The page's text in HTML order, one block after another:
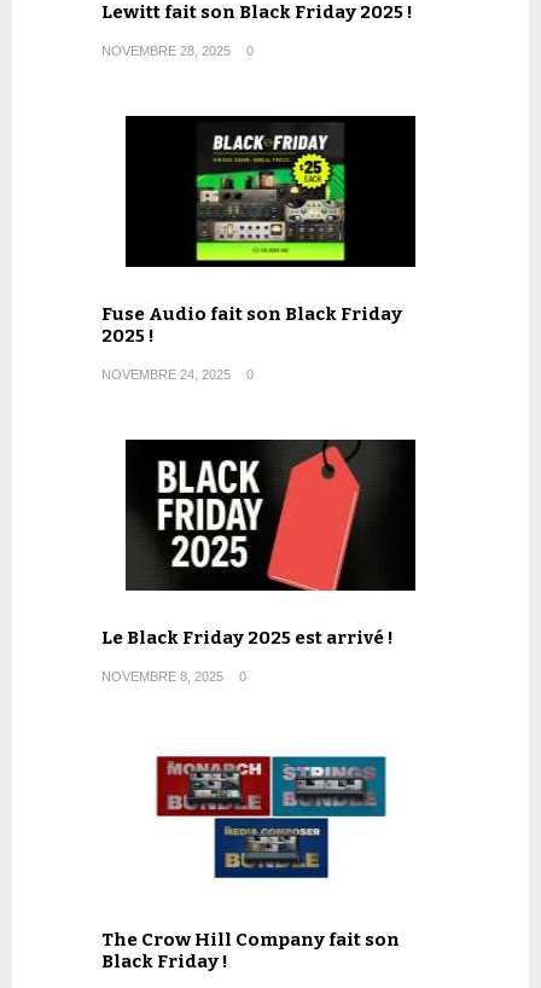
Lewitt fait son Black Friday 2025 !
NOVEMBRE 28, 2025 0
Fuse Audio fait son Black Friday
2025 !
NOVEMBRE 24, 2025 0
Le Black Friday 2025 est arrivé !
NOVEMBRE 8, 2025 0
The Crow Hill Company fait son
Black Friday !